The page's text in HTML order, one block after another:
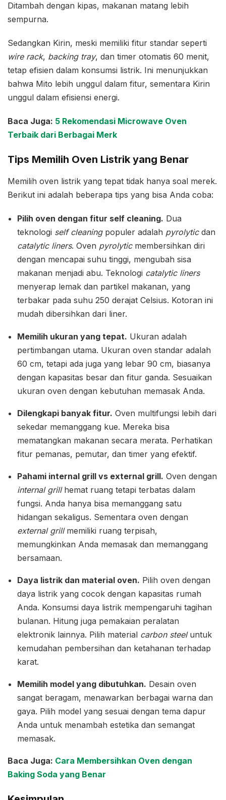
Ditambah dengan kipas, makanan matang lebih
sempurna.
Sedangkan Kirin, meski memiliki fitur standar seperti
wire rack, backing tray, dan timer otomatis 60 menit,
tetap efisien dalam konsumsi listrik. Ini menunjukkan
bahwa Mito lebih unggul dalam fitur, sementara Kirin
unggul dalam efisiensi energi.
Baca Juga: 5 Rekomendasi Microwave Oven
Terbaik dari Berbagai Merk
Tips Memilih Oven Listrik yang Benar
Memilih oven listrik yang tepat tidak hanya soal merek.
Berikut ini adalah beberapa tips yang bisa Anda coba:
Pilih oven dengan fitur self cleaning. Dua
teknologi self cleaningpopuler adalah pyrolyticdan
catalytic liners. Oven pyrolyticmembersihkan diri
dengan mencapai suhu tinggi, mengubah sisa
makanan menjadi abu. Teknologi catalytic liners
menyerap lemak dan partikel makanan, yang
terbakar pada suhu 250 derajat Celsius. Kotoran ini
mudah dibersihkan dari liner.
Memilih ukuran yang tepat. Ukuran adalah
pertimbangan utama. Ukuran oven standar adalah
60 cm, tetapi ada juga yang lebar 90 cm, biasanya
dengan kapasitas besar dan fitur ganda. Sesuaikan
ukuran oven dengan kebutuhan memasak Anda.
Dilengkapi banyak fitur. Oven multifungsi lebih dari
sekedar memanggang kue. Mereka bisa
mematangkan makanan secara merata. Perhatikan
fitur pemanas, pemutar, dan timer yang efektif.
Pahami internal grill vs external grill. Oven dengan
internal grillhemat ruang tetapi terbatas dalam
fungsi. Anda hanya bisa memanggang satu
hidangan sekaligus. Sementara oven dengan
external grillmemiliki ruang terpisah,
memungkinkan Anda memasak dan memanggang
bersamaan.
Daya listrik dan material oven. Pilih oven dengan
daya listrik yang cocok dengan kapasitas rumah
Anda. Konsumsi daya listrik mempengaruhi tagihan
bulanan. Hitung juga pemakaian peralatan
elektronik lainnya. Pilih material carbon steeluntuk
kemudahan pembersihan dan ketahanan terhadap
karat.
Memilih model yang dibutuhkan. Desain oven
sangat beragam, menawarkan berbagai warna dan
gaya. Pilih model yang sesuai dengan tema dapur
Anda untuk menambah estetika dan semangat
memasak.
Baca Juga: Cara Membersihkan Oven dengan
Baking Soda yang Benar